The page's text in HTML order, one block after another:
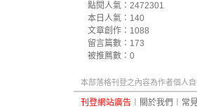
點閱人氣：2472301
本日人氣：140
文章創作：1088
留言篇數：173
被推薦數： 0
本部落格刊登之內容為作者個人
刊登網站廣告 關於我們 常